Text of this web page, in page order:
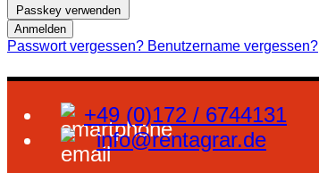
Passkey verwenden
Anmelden
Passwort vergessen? Benutzername vergessen?
+49 (0)172 / 6744131
info@rentagrar.de